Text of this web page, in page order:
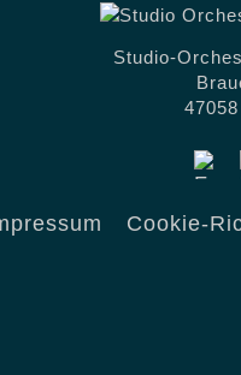
Studio-
Cookie-